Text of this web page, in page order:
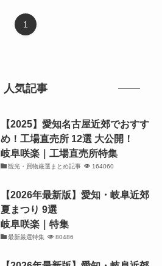
1
人気記事
【2025】愛知名古屋近郊でおすす
め！工場直売所 12選 大公開！
岐阜咲楽｜工場直売所特集
観光・買物厳選まとめ記事 164060
【2026年最新版】愛知・岐阜近郊
夏まつり 9選
岐阜咲楽｜特集
最新厳選特集 80486